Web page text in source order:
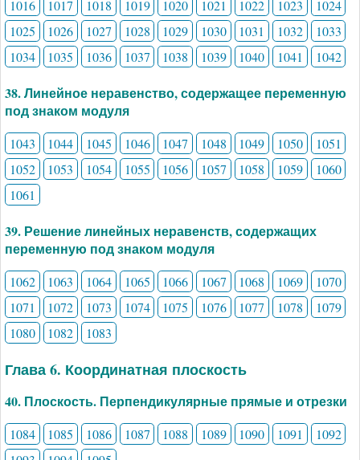
1016 1017 1018 1019 1020 1021 1022 1023
1024
1025
1026 1027 1028 1029 1030 1031 1032
1033
1034
1035 1036 1037 1038 1039 1040 1041 1042
38. Линейное неравенство, содержащее переменную
под знаком модуля
1043 1044 1045 1046 1047 1048 1049 1050
1051
1052
1053 1054 1055 1056 1057 1058 1059
1060
1061
39. Решение линейных неравенств, содержащих
переменную под знаком модуля
1062 1063 1064 1065 1066 1067 1068 1069
1070
1071
1072 1073 1074 1075 1076 1077 1078
1079
1080
1082 1083
Глава 6. Координатная плоскость
40. Плоскость. Перпендикулярные прямые и отрезки
1084 1085 1086 1087 1088 1089 1090 1091
1092